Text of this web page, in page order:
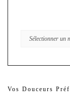
Archives
Vos Douceurs